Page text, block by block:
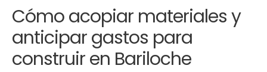
Cómo acopiar materiales y
anticipar gastos para
construir en Bariloche